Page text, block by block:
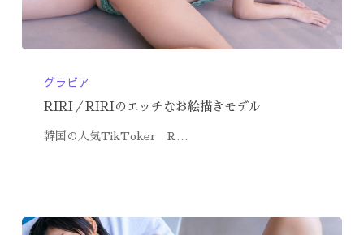
グラビア
RIRI／RIRIのエッチなお絵描きモデル
韓国の人気TikToker R…